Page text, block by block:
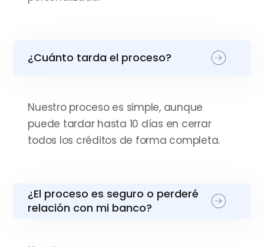
¿Cuánto tarda el proceso?
Nuestro proceso es simple, aunque
puede tardar hasta 10 días en cerrar
todos los créditos de forma completa.
¿El proceso es seguro o perderé
relación con mi banco?